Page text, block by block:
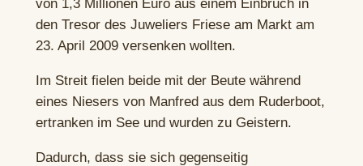
von 1,3 Millionen Euro aus einem Einbruch in
den Tresor des Juweliers Friese am Markt am
23. April 2009 versenken wollten.
Im Streit fielen beide mit der Beute während
eines Niesers von Manfred aus dem Ruderboot,
ertranken im See und wurden zu Geistern.
Dadurch, dass sie sich gegenseitig